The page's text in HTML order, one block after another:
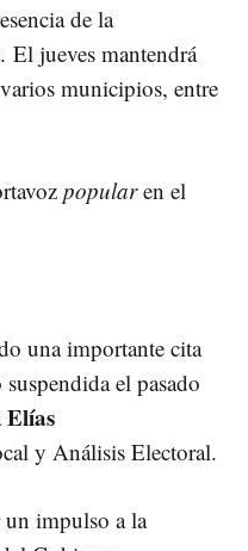
de la
. El jueves mantendrá
municipios, entre
popularen el
una importante cita
el pasado
Elías
y Análisis Electoral.
un impulso a la